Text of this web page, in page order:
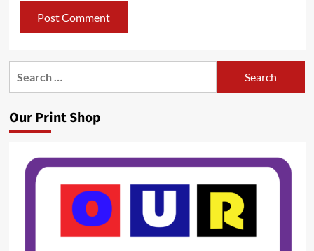
Our Print Shop